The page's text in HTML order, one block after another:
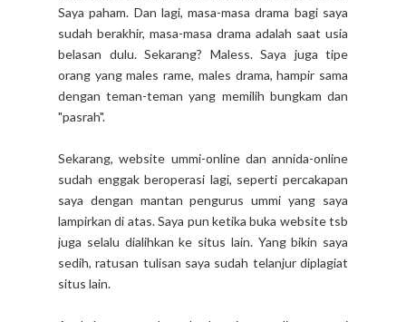
Saya paham. Dan lagi, masa-masa drama bagi saya
sudah berakhir, masa-masa drama adalah saat usia
belasan dulu. Sekarang? Maless. Saya juga tipe
orang yang males rame, males drama, hampir sama
dengan teman-teman yang memilih bungkam dan
"pasrah".
Sekarang, website ummi-online dan annida-online
sudah enggak beroperasi lagi, seperti percakapan
saya dengan mantan pengurus ummi yang saya
lampirkan di atas. Saya pun ketika buka website tsb
juga selalu dialihkan ke situs lain. Yang bikin saya
sedih, ratusan tulisan saya sudah telanjur diplagiat
situs lain.